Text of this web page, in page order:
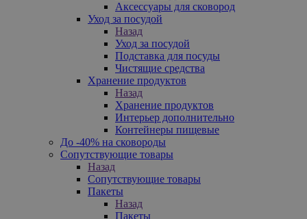
Аксессуары для сковород
Уход за посудой
Назад
Уход за посудой
Подставка для посуды
Чистящие средства
Хранение продуктов
Назад
Хранение продуктов
Интерьер дополнительно
Контейнеры пищевые
До -40% на сковороды
Сопутствующие товары
Назад
Сопутствующие товары
Пакеты
Назад
Пакеты